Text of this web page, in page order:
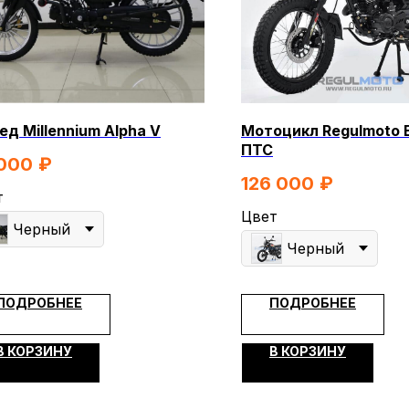
Millennium Alpha V
₽
Черный
КОРЗИНУ
Мотоцикл Regulmoto
ПТС
126 000 ₽
Цвет
Черный
ПОДРОБНЕЕ
В КОРЗИНУ
МОПЕДЫ
МАСЛА И ХИМИЯ
Гарантия и возврат
ПОКУПАТЕЛЯМ